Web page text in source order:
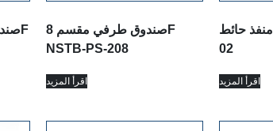
صندوق طرفي مقسم 8F
NSTB-PS-208
اقرأ المزيد
منفذ حائط FTTH NSTB-P-
02
اقرأ المزيد